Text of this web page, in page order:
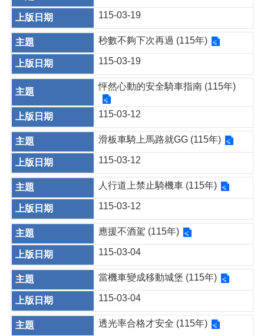
115-03-19
秒數不夠下次再過 (115年)
115-03-19
怦然心動的安全騎車指南 (115年)
115-03-12
滑板車騎上馬路就GG (115年)
115-03-12
人行道上禁止騎機車 (115年)
115-03-12
應援不酒駕 (115年)
115-03-04
當機車變成移動城堡 (115年)
115-03-04
透光率合格才安全 (115年)